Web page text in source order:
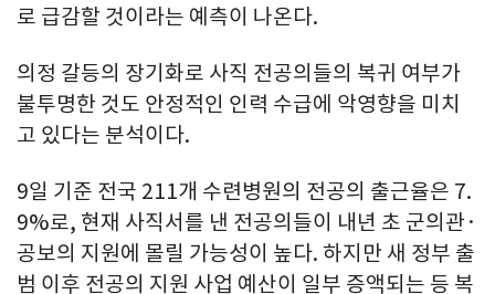
로 급감할 것이라는 예측이 나온다.
의정 갈등의 장기화로 사직 전공의들의 복귀 여부가
불투명한 것도 안정적인 인력 수급에 악영향을 미치
고 있다는 분석이다.
9일 기준 전국 211개 수련병원의 전공의 출근율은 7.
9%로, 현재 사직서를 낸 전공의들이 내년 초 군의관·
공보의 지원에 몰릴 가능성이 높다. 하지만 새 정부 출
범 이후 전공의 지원 사업 예산이 일부 증액되는 등 복